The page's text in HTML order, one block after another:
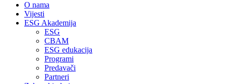
O nama
Vijesti
ESG Akademija
ESG
CBAM
ESG edukacija
Programi
Predavači
Partneri